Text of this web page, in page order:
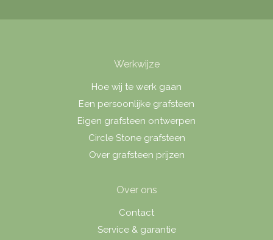
Werkwijze
Hoe wij te werk gaan
Een persoonlijke grafsteen
Eigen grafsteen ontwerpen
Circle Stone grafsteen
Over grafsteen prijzen
Over ons
Contact
Service & garantie